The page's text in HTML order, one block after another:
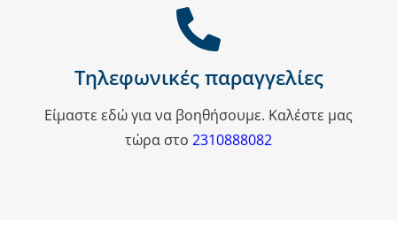
Τηλεφωνικές παραγγελίες
Είμαστε εδώ για να βοηθήσουμε. Καλέστε μας
τώρα στο 2310888082